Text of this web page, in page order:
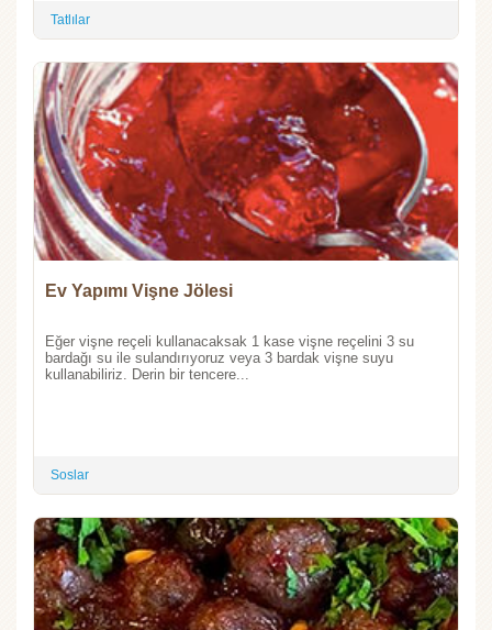
Tatlılar
Ev Yapımı Vişne Jölesi
Eğer vişne reçeli kullanacaksak 1 kase vişne reçelini 3 su
bardağı su ile sulandırıyoruz veya 3 bardak vişne suyu
kullanabiliriz. Derin bir tencere...
Soslar